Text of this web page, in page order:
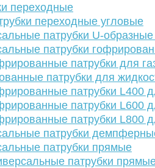
переходные
переходные угловые
патрубки U-
патрубки
патрубки для
патрубки для
патрубки L400
патрубки L600
патрубки L800
патрубки
патрубки прямые
патрубки